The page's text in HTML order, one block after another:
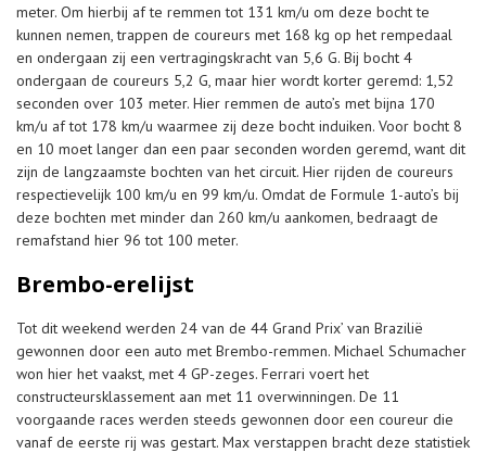
meter. Om hierbij af te remmen tot 131 km/u om deze bocht te
kunnen nemen, trappen de coureurs met 168 kg op het rempedaal
en ondergaan zij een vertragingskracht van 5,6 G. Bij bocht 4
ondergaan de coureurs 5,2 G, maar hier wordt korter geremd: 1,52
seconden over 103 meter. Hier remmen de auto’s met bijna 170
km/u af tot 178 km/u waarmee zij deze bocht induiken. Voor bocht 8
en 10 moet langer dan een paar seconden worden geremd, want dit
zijn de langzaamste bochten van het circuit. Hier rijden de coureurs
respectievelijk 100 km/u en 99 km/u. Omdat de Formule 1-auto’s bij
deze bochten met minder dan 260 km/u aankomen, bedraagt de
remafstand hier 96 tot 100 meter.
Brembo-erelijst
Tot dit weekend werden 24 van de 44 Grand Prix’ van Brazilië
gewonnen door een auto met Brembo-remmen. Michael Schumacher
won hier het vaakst, met 4 GP-zeges. Ferrari voert het
constructeursklassement aan met 11 overwinningen. De 11
voorgaande races werden steeds gewonnen door een coureur die
vanaf de eerste rij was gestart. Max verstappen bracht deze statistiek